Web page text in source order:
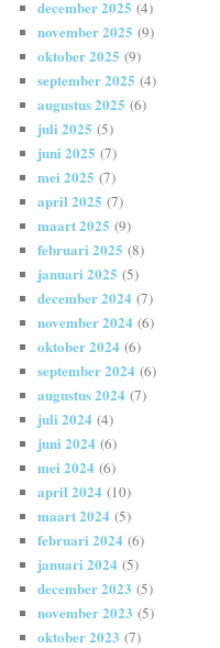
december 2025 (4)
november 2025 (9)
oktober 2025 (9)
september 2025 (4)
augustus 2025 (6)
juli 2025 (5)
juni 2025 (7)
mei 2025 (7)
april 2025 (7)
maart 2025 (9)
februari 2025 (8)
januari 2025 (5)
december 2024 (7)
november 2024 (6)
oktober 2024 (6)
september 2024 (6)
augustus 2024 (7)
juli 2024 (4)
juni 2024 (6)
mei 2024 (6)
april 2024 (10)
maart 2024 (5)
februari 2024 (6)
januari 2024 (5)
december 2023 (5)
november 2023 (5)
oktober 2023 (7)